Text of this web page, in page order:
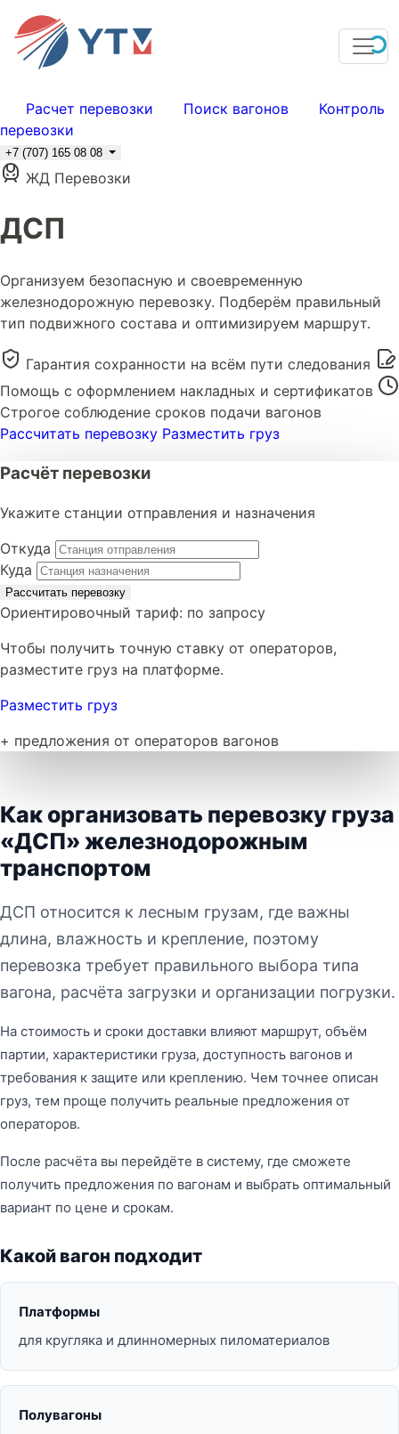
Расчет перевозки Поиск вагонов
Контроль
перевозки
+7 (707) 165 08 08
ЖД Перевозки
ДСП
Организуем безопасную и своевременную
железнодорожную перевозку. Подберём правильный
тип подвижного состава и оптимизируем маршрут.
Гарантия сохранности на всём пути следования
Помощь с оформлением накладных и сертификатов
Строгое соблюдение сроков подачи вагонов
Рассчитать перевозку Разместить груз
Расчёт перевозки
Укажите станции отправления и назначения
Откуда
Куда
Рассчитать перевозку
Ориентировочный тариф: по запросу
Чтобы получить точную ставку от операторов,
разместите груз на платформе.
Разместить груз
+ предложения от операторов вагонов
Как организовать перевозку груза
«ДСП» железнодорожным
транспортом
ДСП относится к лесным грузам, где важны
длина, влажность и крепление, поэтому
перевозка требует правильного выбора типа
вагона, расчёта загрузки и организации погрузки.
На стоимость и сроки доставки влияют маршрут, объём
партии, характеристики груза, доступность вагонов и
требования к защите или креплению. Чем точнее описан
груз, тем проще получить реальные предложения от
операторов.
После расчёта вы перейдёте в систему, где сможете
получить предложения по вагонам и выбрать оптимальный
вариант по цене и срокам.
Какой вагон подходит
Платформы
для кругляка и длинномерных пиломатериалов
Полувагоны